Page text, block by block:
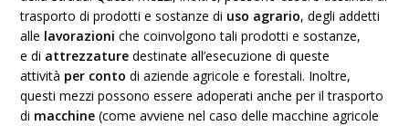
trasporto di prodotti e sostanze di uso agrario, degli addetti
alle lavorazioni che coinvolgono tali prodotti e sostanze,
e di attrezzature destinate all’esecuzione di queste
attività per conto diaziende agricole e forestali. Inoltre,
questi mezzi possono essere adoperati anche per iltrasporto
di macchine (come avviene nel caso delle macchineagricole